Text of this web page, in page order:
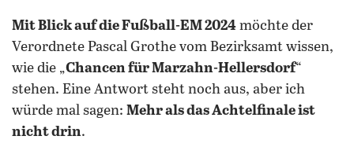
Mit Blick auf die Fußball-EM 2024 möchte der
Verordnete Pascal Grothe vom Bezirksamt wissen,
wie die „Chancen für Marzahn-Hellersdorf“
stehen. Eine Antwort steht noch aus, aber ich
würde mal sagen: Mehr als das Achtelfinale ist
nicht drin.